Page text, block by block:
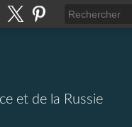
et de la Russie